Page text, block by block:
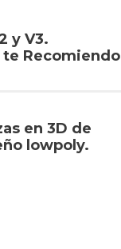
y V3.
Recomiendo
en 3D de
lowpoly.